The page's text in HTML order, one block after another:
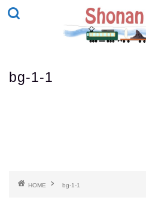
bg-1-1
HOME bg-1-1